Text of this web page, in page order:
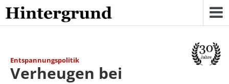
Skip
to
content
Entspannungspolitik
Verheugen bei